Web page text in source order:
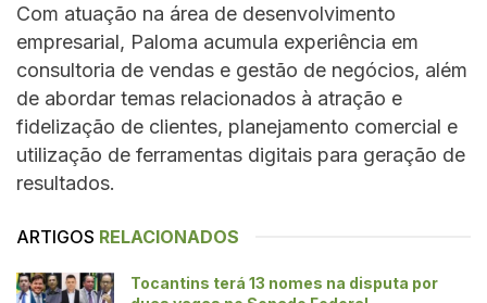
Com atuação na área de desenvolvimento
empresarial, Paloma acumula experiência em
consultoria de vendas e gestão de negócios, além
de abordar temas relacionados à atração e
fidelização de clientes, planejamento comercial e
utilização de ferramentas digitais para geração de
resultados.
ARTIGOS RELACIONADOS
Tocantins terá 13 nomes na disputa por